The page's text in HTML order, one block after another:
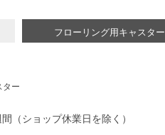
（ショップ休業日を除く）
フローリング用キャスター
ター